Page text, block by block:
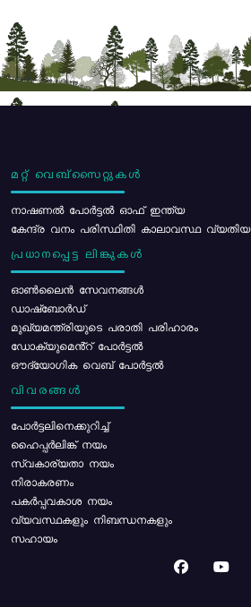
മറ്റ് വെബ്സൈറ്റുകൾ
നാഷണൽ പോർട്ടൽ ഓഫ് ഇന്ത്യ
കേന്ദ്ര വനം പരിസ്ഥിതി കാലാവസ്ഥ
പ്രധാനപ്പെട്ട ലിങ്കുകൾ
ഓൺലൈൻ സേവനങ്ങൾ
ഡാഷ്ബോർഡ്
മുഖ്യമന്ത്രിയുടെ പരാതി പരിഹാരം
ഡോക്യുമെൻ്റ് പോർട്ടൽ
ഔദ്യോഗിക വെബ് പോർട്ടൽ
വിവരങ്ങൾ
പോര്‍ട്ടലിനെക്കുറിച്ച്
ഹൈപ്പർലിങ്ക് നയം
സ്വകാര്യതാ നയം
നിരാകരണം
പകർപ്പവകാശ നയം
വ്യവസ്ഥകളും നിബന്ധനകളും
സഹായം